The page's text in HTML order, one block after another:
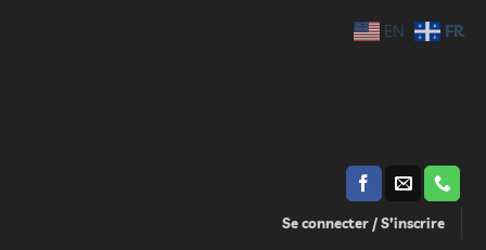
Se connecter / S’inscrire
EN FR